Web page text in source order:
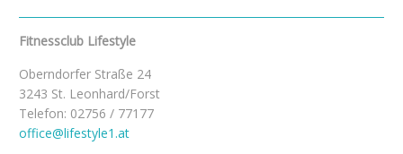
Fitnessclub Lifestyle
Oberndorfer Straße 24
3243 St. Leonhard/Forst
Telefon: 02756 / 77177
office@lifestyle1.at